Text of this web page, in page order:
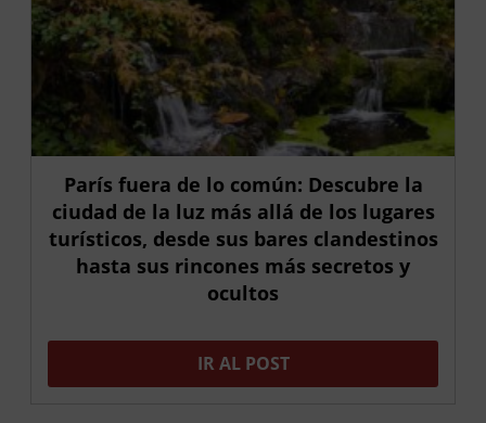
París fuera de lo común: Descubre la
ciudad de la luz más allá de los lugares
turísticos, desde sus bares clandestinos
hasta sus rincones más secretos y
ocultos
IR AL POST